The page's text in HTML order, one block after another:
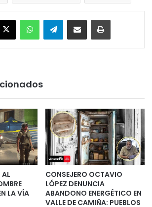
X WhatsAppTelegramEnviar vía email Imprimir
LA VÍA
CONSEJERO OCTAVIO
LÓPEZ DENUNCIA
ABANDONO ENERGÉTICO EN
VALLE DE CAMIÑA: PUEBLOS